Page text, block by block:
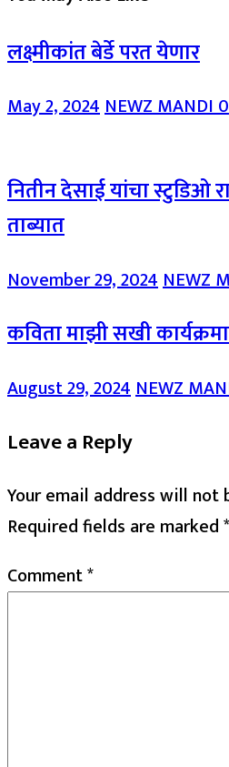
लक्ष्मीकांत बेर्डे परत येणार
May 2, 2024NEWZ MANDI0
नितीन देसाई यांचा स्टुडिओ
ताब्यात
November 29, 2024NEWZ
कविता माझी सखी
August 29, 2024NEWZ
Leave a Reply
Your email address will not
Required fields are marked*
Comment*